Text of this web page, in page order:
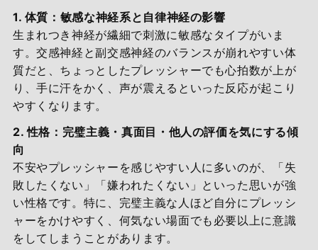
1. 体質：敏感な神経系と自律神経の影響
生まれつき神経が繊細で刺激に敏感なタイプがいま
す。交感神経と副交感神経のバランスが崩れやすい体
質だと、ちょっとしたプレッシャーでも心拍数が上が
り、手に汗をかく、声が震えるといった反応が起こり
やすくなります。
2. 性格：完璧主義・真面目・他人の評価を気にする傾
向
不安やプレッシャーを感じやすい人に多いのが、「失
敗したくない」「嫌われたくない」といった思いが強
い性格です。特に、完璧主義な人ほど自分にプレッシ
ャーをかけやすく、何気ない場面でも必要以上に意識
をしてしまうことがあります。